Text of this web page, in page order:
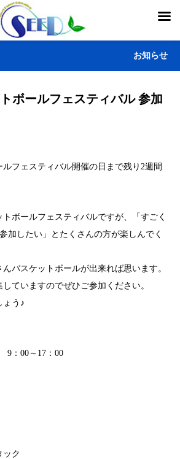
お知らせ
ボールフェスティバル 参加
フェスティバル開催の日まで残り2週間
ボールフェスティバルですが、「すごく
加したい」とたくさんの方が楽しんでく
バスケットボールが出来れば思います。
ていますのでぜひご参加ください。
ょう♪
9：00～17：00
ック